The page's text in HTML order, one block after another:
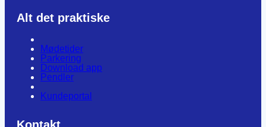
Alt det praktiske
Mødetider
Parkering
Download app
Pendler
Kundeportal